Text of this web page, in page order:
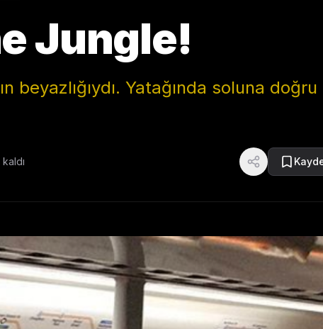
Jungle!
beyazlığıydı. Yatağında soluna doğru